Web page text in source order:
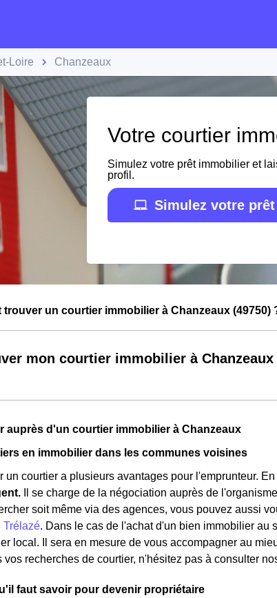
Loire Chanzeaux
Votre courtier
Simulez votre prêt immobilier et
profil.
Simulez votre prêt
trouver un courtier immobilier à Chanzeaux (49750)
mon courtier immobilier à Chanzeaux
auprès d'un courtier immobilier à Chanzeaux
en immobilier dans les communes voisines
un courtier a plusieurs avantages pour l'emprunteur.
Il se charge de la négociation auprès de
soit même via des agences, vous pouvez aussi
Trélazé. Dans le cas de l'achat d'un bien immobilier au
local. Il sera en mesure de vous accompagner au
vos recherches de courtier, n'hésitez pas à consulter
faut savoir pour devenir propriétaire